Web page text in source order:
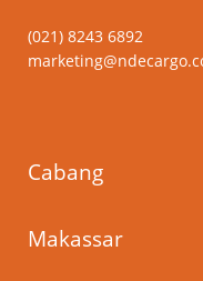
(021) 8243 6892
Cabang
Makassar